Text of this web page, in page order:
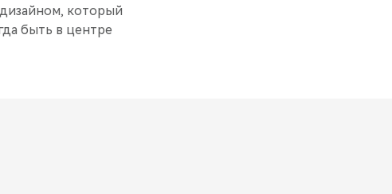
который
быть в центре